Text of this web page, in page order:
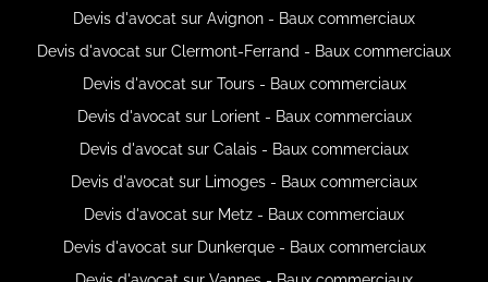
Devis d'avocat sur Avignon - Baux commerciaux
Devis d'avocat sur Clermont-Ferrand - Baux commerciaux
Devis d'avocat sur Tours - Baux commerciaux
Devis d'avocat sur Lorient - Baux commerciaux
Devis d'avocat sur Calais - Baux commerciaux
Devis d'avocat sur Limoges - Baux commerciaux
Devis d'avocat sur Metz - Baux commerciaux
Devis d'avocat sur Dunkerque - Baux commerciaux